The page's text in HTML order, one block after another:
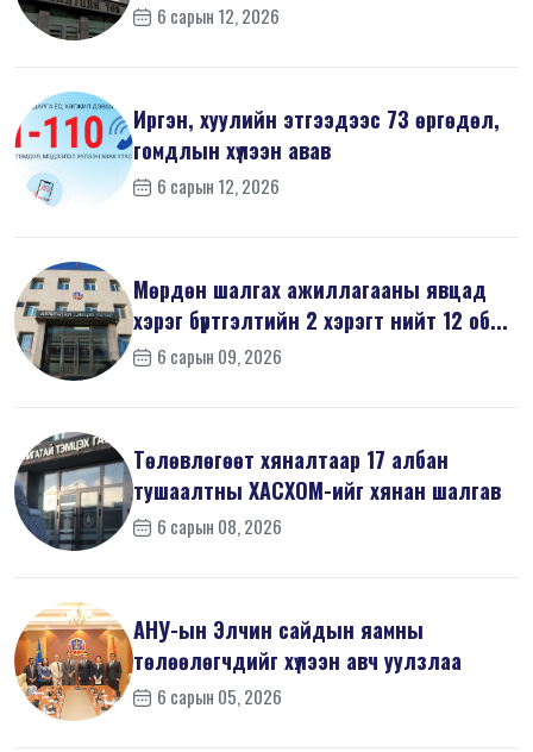
6 сарын 12, 2026
Иргэн, хуулийн этгээдээс 73 өргөдөл,
гомдлын хүлээн авав
6 сарын 12, 2026
Мөрдөн шалгах ажиллагааны явцад
хэрэг бүртгэлтийн 2 хэрэгт нийт 12 об...
6 сарын 09, 2026
Төлөвлөгөөт хяналтаар 17 албан
тушаалтны ХАСХОМ-ийг хянан шалгав
6 сарын 08, 2026
АНУ-ын Элчин сайдын яамны
төлөөлөгчдийг хүлээн авч уулзлаа
6 сарын 05, 2026